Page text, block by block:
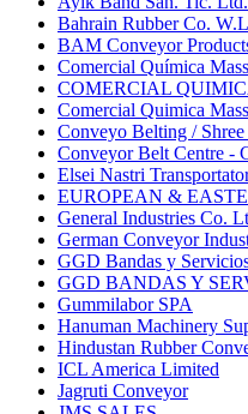
Bahrain Rubber Co.
BAM Conveyor
Comercial Química
COMERCIAL
Comercial Quimica
Conveyo Belting /
Conveyor Belt Centre -
Elsei Nastri
EUROPEAN &
General Industries Co.
German Conveyor
GGD Bandas y
GGD BANDAS Y
Gummilabor SPA
Hanuman Machinery
Hindustan Rubber
ICL America Limited
Jagruti Conveyor